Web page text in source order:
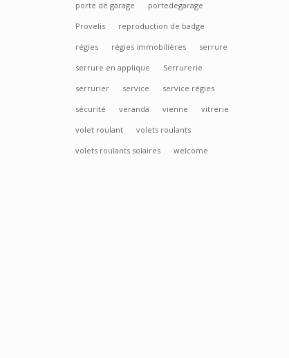
porte de garage
portedegarage
Provelis
reproduction de badge
régies
régies immobilières
serrure
serrure en applique
Serrurerie
serrurier
service
service régies
sécurité
veranda vienne
vitrerie
volet roulant
volets roulants
volets roulants solaires
welcome